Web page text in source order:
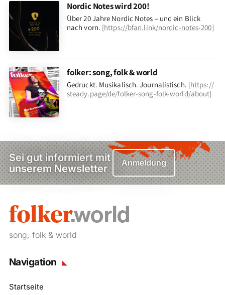
Nordic Notes wird 200!
Über 20 Jahre Nordic Notes – und ein Blick
nach vorn. [https://bfan.link/nordic-notes-200]
folker: song, folk & world
Gedruckt. Musikalisch. Journalistisch. [https://
steady.page/de/folker-song-folk-world/about]
Sei gut informiert mit
unserem Newsletter
Anmeldung
song, folk & world
Navigation
Startseite